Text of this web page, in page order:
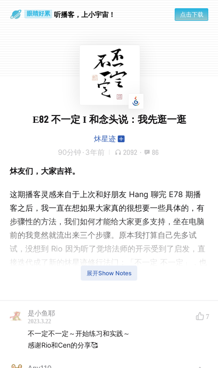
眼睛好累 听播客，上小宇宙！ 点击下载
E82 不一定 I 和念头说：我先逛一逛
炑星迹
90分钟 · 3年前 2092 · 86
炑友们，大家吉祥。
这期播客灵感来自于上次和好朋友 Hang 聊完 E78 期播
客之后，我一直在想如果大家真的很想要一些具体的，有
步骤性的方法，我们如何才能给大家更多支持，坐在电脑
前的我竟然就流出来三个步骤。原本我打算自己先多试
试，没想到 Rio 因为听了觉培法师的开示受到了启发，直
接迭代成了新的炑星迹修行法门：「不一定 不一定」，也
就有了和大家分享这一期播客的因缘。
——
Rio 摘的时间戳：
展开Show Notes
是小鱼耶
2023.3.22
7
不一定不一定～开始练习和实践～
感谢Rio和Cen的分享🥰